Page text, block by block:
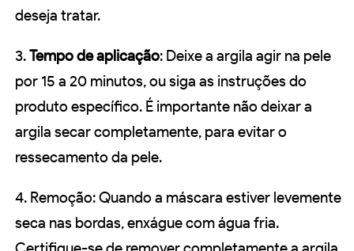
deseja tratar.
3.Tempo de aplicação: Deixe a argila agir na pele
por 15 a 20 minutos, ou siga as instruções do
produto específico. É importante não deixar a
argila secar completamente, para evitar o
ressecamento da pele.
4. Remoção: Quando a máscara estiver levemente
seca nas bordas, enxágue com água fria.